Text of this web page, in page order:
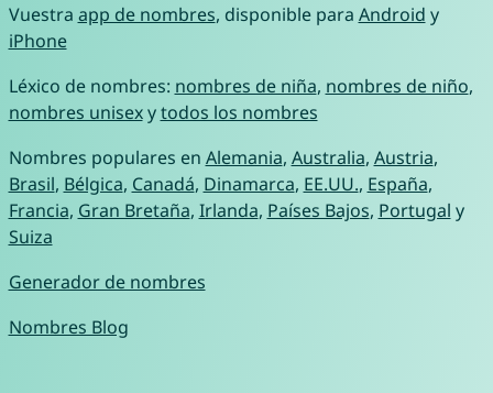
Vuestra app de nombres, disponible para Android y
iPhone
Léxico de nombres: nombres de niña, nombres de niño,
nombres unisexytodos los nombres
Nombres populares en Alemania, Australia, Austria,
Brasil, Bélgica, Canadá, Dinamarca, EE.UU., España,
Francia, Gran Bretaña, Irlanda, Países Bajos, Portugal y
Suiza
Generador de nombres
Nombres Blog